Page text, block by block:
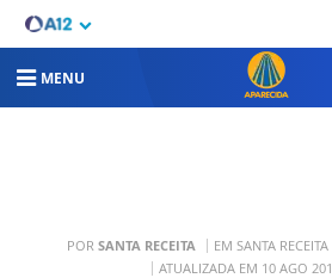
MENU
POR SANTA RECEITA EM SANTA RECEITA
ATUALIZADA EM 10 AGO